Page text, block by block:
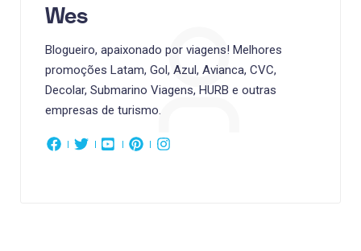
Wes
Blogueiro, apaixonado por viagens! Melhores
promoções Latam, Gol, Azul, Avianca, CVC,
Decolar, Submarino Viagens, HURB e outras
empresas de turismo.